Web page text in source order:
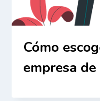
Cómo
empresa